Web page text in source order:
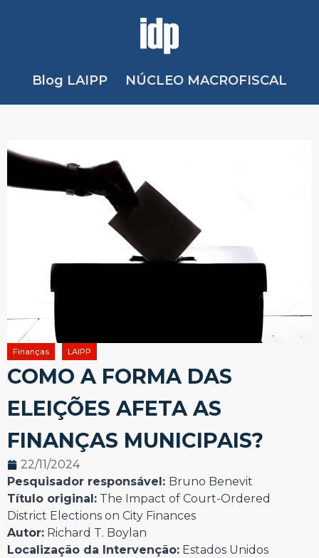
Blog LAIPP NÚCLEO MACROFISCAL
Finanças LAIPP
COMO A FORMA DAS
ELEIÇÕES AFETA AS
FINANÇAS MUNICIPAIS?
22/11/2024
Pesquisador responsável: Bruno Benevit
Título original: The Impact of Court-Ordered
District Elections on City Finances
Autor: Richard T. Boylan
Localização da Intervenção: Estados Unidos